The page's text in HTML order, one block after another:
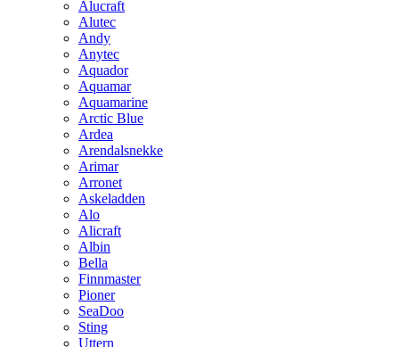
Alucraft
Alutec
Andy
Anytec
Aquador
Aquamar
Aquamarine
Arctic Blue
Ardea
Arendalsnekke
Arimar
Arronet
Askeladden
Alo
Alicraft
Albin
Bella
Finnmaster
Pioner
SeaDoo
Sting
Uttern